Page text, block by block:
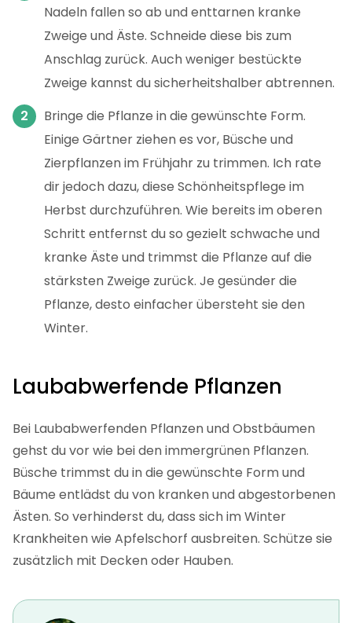
Nadeln fallen so ab und enttarnen kranke
Zweige und Äste. Schneide diese bis zum
Anschlag zurück. Auch weniger bestückte
Zweige kannst du sicherheitshalber abtrennen.
Bringe die Pflanze in die gewünschte Form.
Einige Gärtner ziehen es vor, Büsche und
Zierpflanzen im Frühjahr zu trimmen. Ich rate
dir jedoch dazu, diese Schönheitspflege im
Herbst durchzuführen. Wie bereits im oberen
Schritt entfernst du so gezielt schwache und
kranke Äste und trimmst die Pflanze auf die
stärksten Zweige zurück. Je gesünder die
Pflanze, desto einfacher übersteht sie den
Winter.
Laubabwerfende Pflanzen
Bei Laubabwerfenden Pflanzen und Obstbäumen
gehst du vor wie bei den immergrünen Pflanzen.
Büsche trimmst du in die gewünschte Form und
Bäume entlädst du von kranken und abgestorbenen
Ästen. So verhinderst du, dass sich im Winter
Krankheiten wie Apfelschorf ausbreiten. Schütze sie
zusätzlich mit Decken oder Hauben.